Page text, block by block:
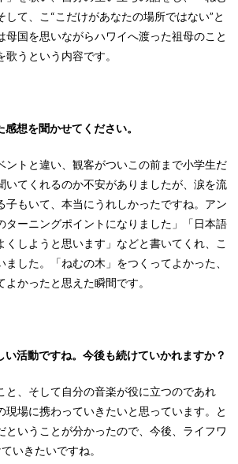
て、こ“こだけがあなたの場所ではない”と
母国を思いながらハワイへ渡った祖母のこと
うという内容です。
想を聞かせてください。
トと違い、観客がついこの前まで小学生だ
いてくれるのか不安がありましたが、涙を流
子もいて、本当にうれしかったですね。アン
ターニングポイントになりました」「日本語
くしようと思います」などと書いてくれ、こ
ました。「ねむの木」をつくってよかった、
かったと思えた瞬間です。
活動ですね。今後も続けていかれますか？
、そして自分の音楽が役に立つのであれ
現場に携わっていきたいと思っています。と
ということが分かったので、今後、ライフワ
いきたいですね。